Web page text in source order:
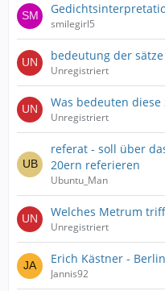
smilegirl5
bedeutung der sätze
Unregistriert
Was bedeuten diese
Unregistriert
referat - soll über
20ern referieren
Ubuntu_Man
Welches Metrum
Unregistriert
Erich Kästner -
Jannis92